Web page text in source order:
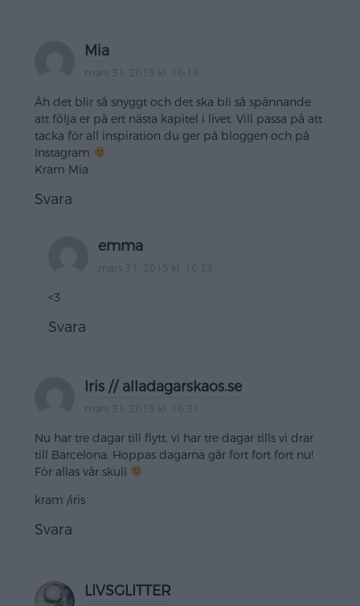
Mia
mars 31, 2015 kl. 16:18
Åh det blir så snyggt och det ska bli så spännande
att följa er på ert nästa kapitel i livet. Vill passa på att
tacka för all inspiration du ger på bloggen och på
Instagram
Kram Mia
Svara
emma
mars 31, 2015 kl. 16:33
<3
Svara
Iris // alladagarskaos.se
mars 31, 2015 kl. 16:31
Nu har tre dagar till flytt, vi har tre dagar tills vi drar
till Barcelona. Hoppas dagarna går fort fort fort nu!
För allas vår skull
kram /iris
Svara
LIVSGLITTER